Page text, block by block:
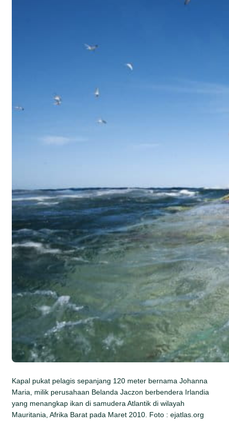
Kapal pukat pelagis sepanjang 120 meter bernama Johanna
Maria, milik perusahaan Belanda Jaczon berbendera Irlandia
yang menangkap ikan di samudera Atlantik di wilayah
Mauritania, Afrika Barat pada Maret 2010. Foto : ejatlas.org